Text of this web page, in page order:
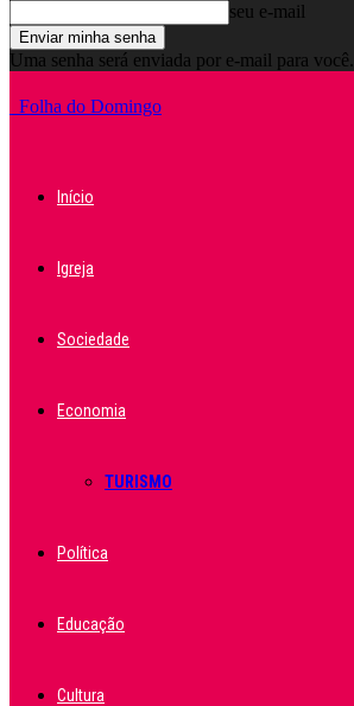
seu e-mail
Uma senha será enviada por e-mail para você.
Folha do Domingo
Início
Igreja
Sociedade
Economia
TURISMO
Política
Educação
Cultura